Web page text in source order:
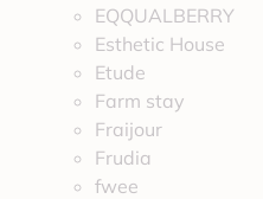
EQQUALBERRY
Esthetic House
Etude
Farm stay
Fraijour
Frudia
fwee